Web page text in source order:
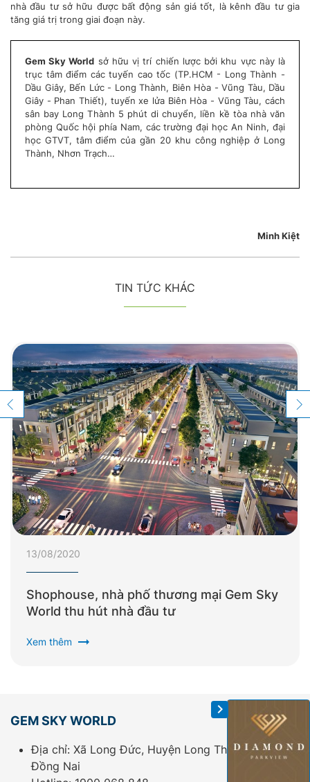
nhà đầu tư sở hữu được bất động sản giá tốt, là kênh đầu tư gia
tăng giá trị trong giai đoạn này.
Gem Sky World sở hữu vị trí chiến lược bởi khu vực này là
trục tâm điểm các tuyến cao tốc (TP.HCM - Long Thành -
Dầu Giây, Bến Lức - Long Thành, Biên Hòa - Vũng Tàu, Dầu
Giây - Phan Thiết), tuyến xe lửa Biên Hòa - Vũng Tàu, cách
sân bay Long Thành 5 phút di chuyển, liền kề tòa nhà văn
phòng Quốc hội phía Nam, các trường đại học An Ninh, đại
học GTVT, tâm điểm của gần 20 khu công nghiệp ở Long
Thành, Nhơn Trạch…
Minh Kiệt
TIN TỨC KHÁC
13/08/2020
Shophouse, nhà phố thương mại Gem Sky
World thu hút nhà đầu tư
Xem thêm arrow_right_alt
GEM SKY WORLD
Địa chỉ: Xã Long Đức, Huyện Long Thành, Tỉnh
Đồng Nai